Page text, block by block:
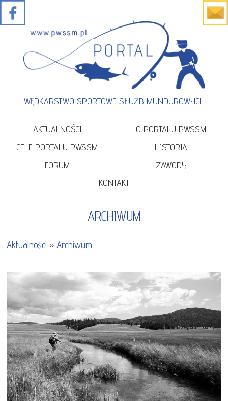
WĘDKARSTWO SPORTOWE SŁUŻB MUNDUROWYCH
AKTUALNOŚCI
O PORTALU PWSSM
CELE PORTALU PWSSM
HISTORIA
FORUM
ZAWODY
KONTAKT
ARCHIWUM
Aktualności »Archiwum